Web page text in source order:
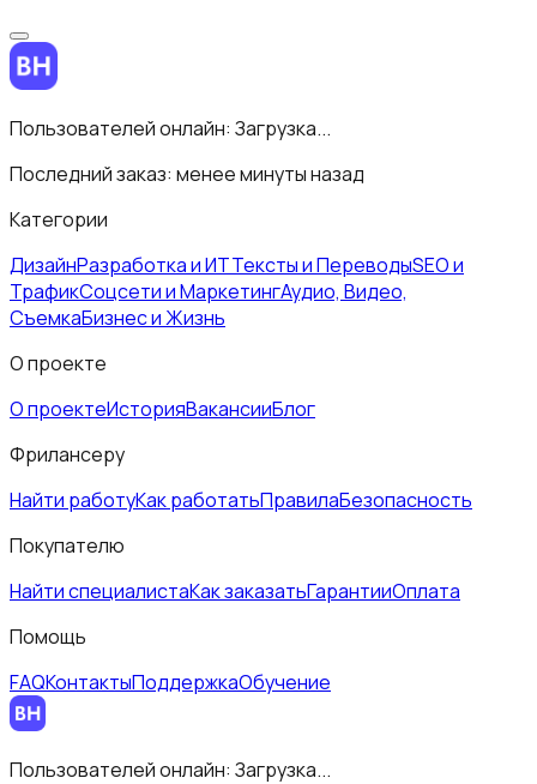
Пользователей онлайн: Загрузка...
Последний заказ: менее минуты назад
Категории
ДизайнРазработка и ИТТексты и ПереводыSEO и
ТрафикСоцсети и МаркетингАудио, Видео,
СъемкаБизнес и Жизнь
О проекте
О проектеИсторияВакансииБлог
Фрилансеру
Найти работуКак работатьПравилаБезопасность
Покупателю
Найти специалистаКак заказатьГарантииОплата
Помощь
FAQКонтактыПоддержкаОбучение
Пользователей онлайн: Загрузка...